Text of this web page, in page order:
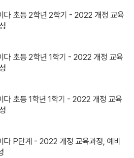
다 초등 2학년 2학기 - 2022 개정 교육
다 초등 2학년 1학기 - 2022 개정 교육
다 초등 1학년 1학기 - 2022 개정 교육
다 P단계 - 2022 개정 교육과정, 예비